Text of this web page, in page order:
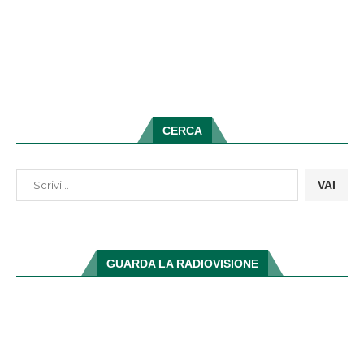
CERCA
VAI
GUARDA LA RADIOVISIONE